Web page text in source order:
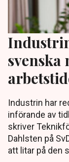
svenska
Industrin har
införande av
skriver
Dahlsten på
att litar på den